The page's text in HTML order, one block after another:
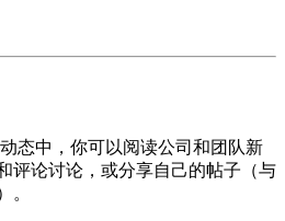
态中，你可以阅读公司和团队新
评论讨论，或分享自己的帖子（与
。